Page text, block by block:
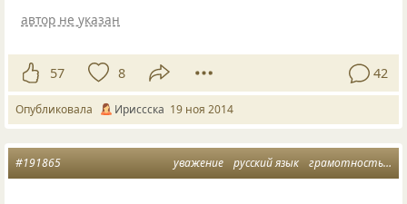
автор не указан
57 8 42
Опубликовала Ириссска 19 ноя 2014
уважение русский язык грамотность
#191865